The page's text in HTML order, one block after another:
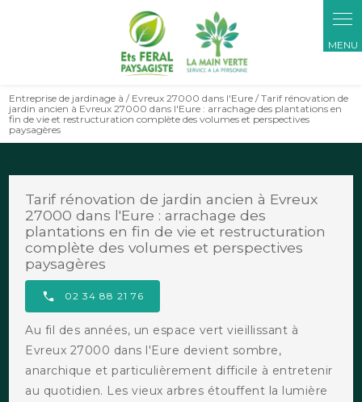
Entreprise de jardinage à / Evreux 27000 dans l'Eure / Tarif rénovation de
jardin ancien à Evreux 27000 dans l'Eure : arrachage des plantations en
fin de vie et restructuration complète des volumes et perspectives
paysagères
Tarif rénovation de jardin ancien à Evreux
27000 dans l'Eure : arrachage des
plantations en fin de vie et restructuration
complète des volumes et perspectives
paysagères
02 34 88 21 76
Au fil des années, un espace vert vieillissant à
Evreux 27000 dans l'Eure devient sombre,
anarchique et particulièrement difficile à entretenir
au quotidien. Les vieux arbres étouffent la lumière